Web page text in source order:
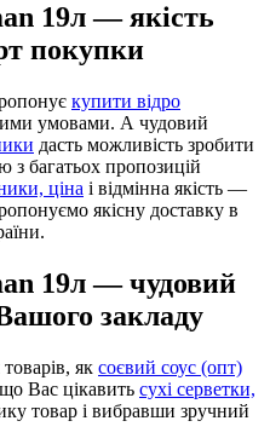
19л — якість
покупки
купити відро
умовами. А чудовий
дасть можливість зробити
з багатьох пропозицій
ціна і відмінна якість —
якісну доставку в
19л — чудовий
закладу
як соєвий соус (опт)
Вас цікавить сухі серветки,
товар і вибравши зручний